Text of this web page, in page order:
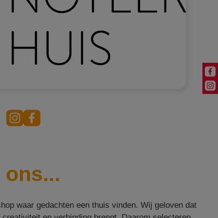
waar gedachten een thuis vinden. Wij geloven dat